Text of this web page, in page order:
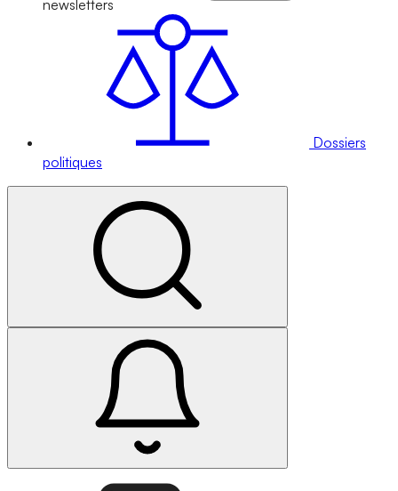
newsletters
Dossiers
politiques